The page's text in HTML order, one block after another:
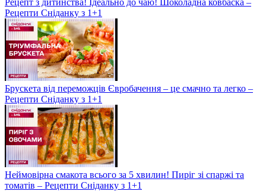
Рецепти Сніданку з 1+1
Брускета від переможців Євробачення – це смачно та легко –
Рецепти Сніданку з 1+1
Неймовірна смакота всього за 5 хвилин! Пиріг зі спаржі та
томатів – Рецепти Сніданку з 1+1